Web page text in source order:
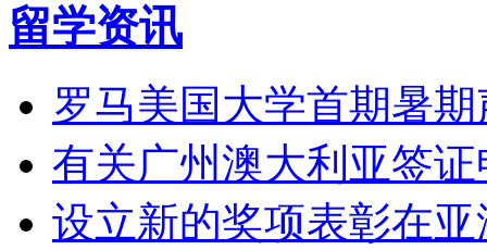
留学资讯
罗马美国大学首期暑
有关广州澳大利亚签
设立新的奖项表彰在